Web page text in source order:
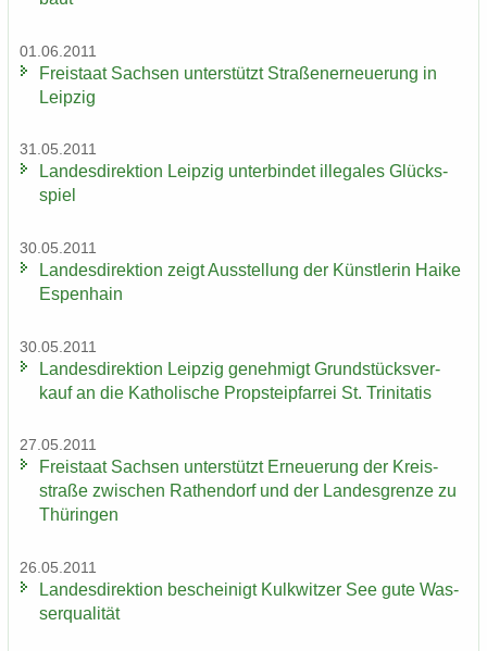
01.06.2011
Frei­staat Sach­sen un­ter­stützt Stra­ßen­er­neue­rung in
Leip­zig
31.05.2011
Lan­des­di­rek­ti­on Leip­zig un­ter­bin­det il­le­ga­les Glücks­
spiel
30.05.2011
Lan­des­di­rek­ti­on zeigt Aus­stel­lung der Künst­le­rin Haike
Es­pen­hain
30.05.2011
Lan­des­di­rek­ti­on Leip­zig ge­neh­migt Grund­stücks­ver­
kauf an die Ka­tho­li­sche Propstei­pfar­rei St. Tri­ni­ta­tis
27.05.2011
Frei­staat Sach­sen un­ter­stützt Er­neue­rung der Kreis­
stra­ße zwi­schen Ra­then­dorf und der Lan­des­gren­ze zu
Thü­rin­gen
26.05.2011
Lan­des­di­rek­ti­on be­schei­nigt Kulk­wit­zer See gute Was­
ser­qua­li­tät